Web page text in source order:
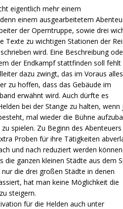
eigentlich mehr einem
einem ausgearbeitetem
der Operntruppe, sowie drei
Texte zu wichtigen Stationen der
wird. Eine Beschreibung
der Endkampf stattfinden soll fehlt
dazu zwingt, das im Voraus alles
zu hoffen, dass das Gebäude im
erwähnt wird. Auch dürfte es
bei der Stange zu halten, wenn
mal wieder die Bühne
spielen. Zu Beginn des
Proben für ihre Tätigkeiten
und nach reduziert werden
die ganzen kleinen Städte aus dem
die drei großen Städte in denen
hat man keine Möglichkeit die
steigern.
für die Helden auch unter